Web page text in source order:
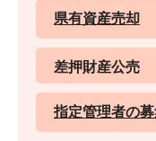
県有資産売却
差押財産公売
指定管理者の